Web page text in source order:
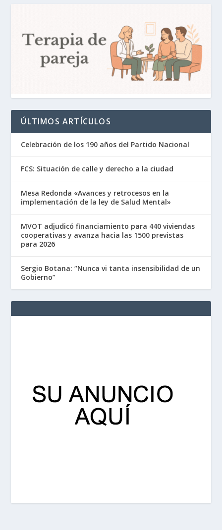
ÚLTIMOS ARTÍCULOS
Celebración de los 190 años del Partido Nacional
FCS: Situación de calle y derecho a la ciudad
Mesa Redonda «Avances y retrocesos en la
implementación de la ley de Salud Mental»
MVOT adjudicó financiamiento para 440 viviendas
cooperativas y avanza hacia las 1500 previstas
para 2026
Sergio Botana: “Nunca vi tanta insensibilidad de un
Gobierno”